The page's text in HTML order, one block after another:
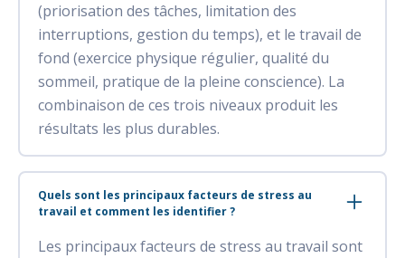
(priorisation des tâches, limitation des
interruptions, gestion du temps), et le travail de
fond (exercice physique régulier, qualité du
sommeil, pratique de la pleine conscience). La
combinaison de ces trois niveaux produit les
résultats les plus durables.
Quels sont les principaux facteurs de stress au
travail et comment les identifier ?
Les principaux facteurs de stress au travail sont